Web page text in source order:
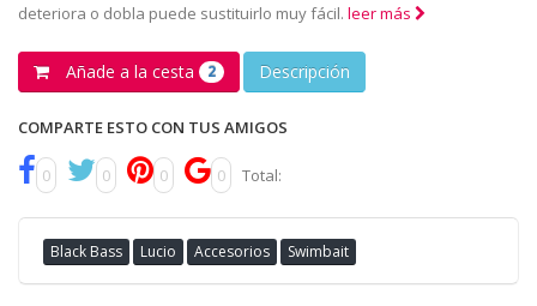
deteriora o dobla puede sustituirlo muy fácil. leer más
Añade a la cesta 2 Descripción
COMPARTE ESTO CON TUS AMIGOS
0 0 0 0 Total:
Black Bass Lucio Accesorios Swimbait